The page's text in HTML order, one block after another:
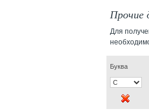
Прочие
Для
Буква